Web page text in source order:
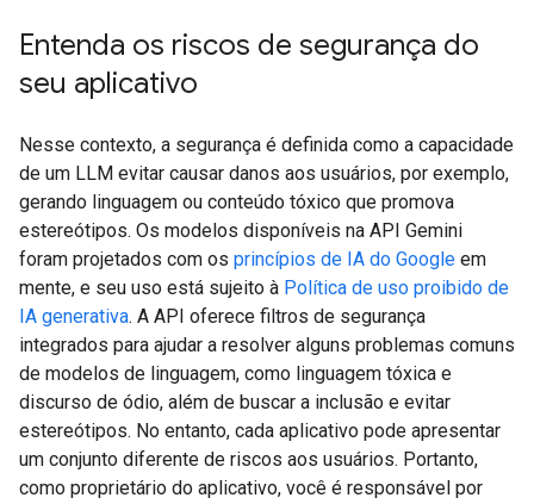
Entenda os riscos de segurança do
seu aplicativo
Nesse contexto, a segurança é definida como a capacidade
de um LLM evitar causar danos aos usuários, por exemplo,
gerando linguagem ou conteúdo tóxico que promova
estereótipos. Os modelos disponíveis na API Gemini
foram projetados com os princípios de IA do Google em
mente, e seu uso está sujeito à Política de uso proibido de
IA generativa. A API oferece filtros de segurança
integrados para ajudar a resolver alguns problemas comuns
de modelos de linguagem, como linguagem tóxica e
discurso de ódio, além de buscar a inclusão e evitar
estereótipos. No entanto, cada aplicativo pode apresentar
um conjunto diferente de riscos aos usuários. Portanto,
como proprietário do aplicativo, você é responsável por